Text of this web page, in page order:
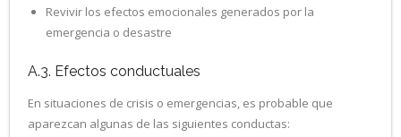
Revivir los efectos emocionales generados por la
emergencia o desastre
A.3. Efectos conductuales
En situaciones de crisis o emergencias, es probable que
aparezcan algunas de las siguientes conductas: